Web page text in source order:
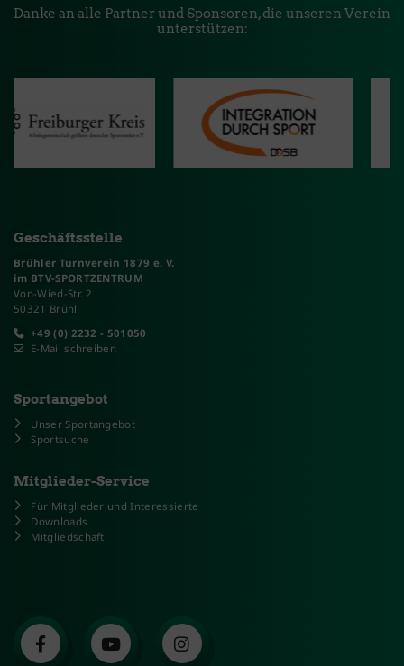
Danke an alle Partner und Sponsoren, die unseren Verein
unterstützen:
Geschäftsstelle
Brühler Turnverein 1879 e. V.
im BTV-SPORTZENTRUM
Von-Wied-Str. 2
50321 Brühl
+49 (0) 2232 - 501050
E-Mail schreiben
Sportangebot
Unser Sportangebot
Sportsuche
Mitglieder-Service
Für Mitglieder und Interessierte
Downloads
Mitgliedschaft